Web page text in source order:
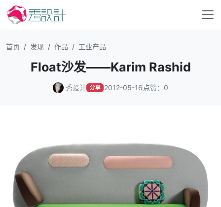
首页 发现 作品 工业产品
Float沙发——Karim Rashid
秀设计 分享 2012-05-16 点赞：0